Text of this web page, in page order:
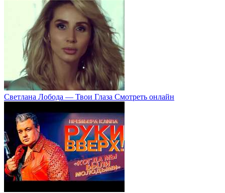
Светлана Лобода — Твои Глаза Смотреть онлайн